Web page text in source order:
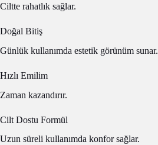
Ciltte rahatlık sağlar.
Doğal Bitiş
Günlük kullanımda estetik görünüm sunar.
Hızlı Emilim
Zaman kazandırır.
Cilt Dostu Formül
Uzun süreli kullanımda konfor sağlar.